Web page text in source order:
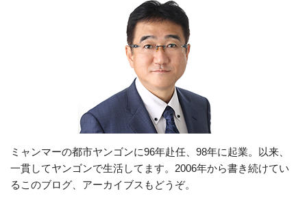
ミャンマーの都市ヤンゴンに96年赴任、98年に起業。以来、
一貫してヤンゴンで生活してます。2006年から書き続けてい
るこのブログ、アーカイブスもどうぞ。